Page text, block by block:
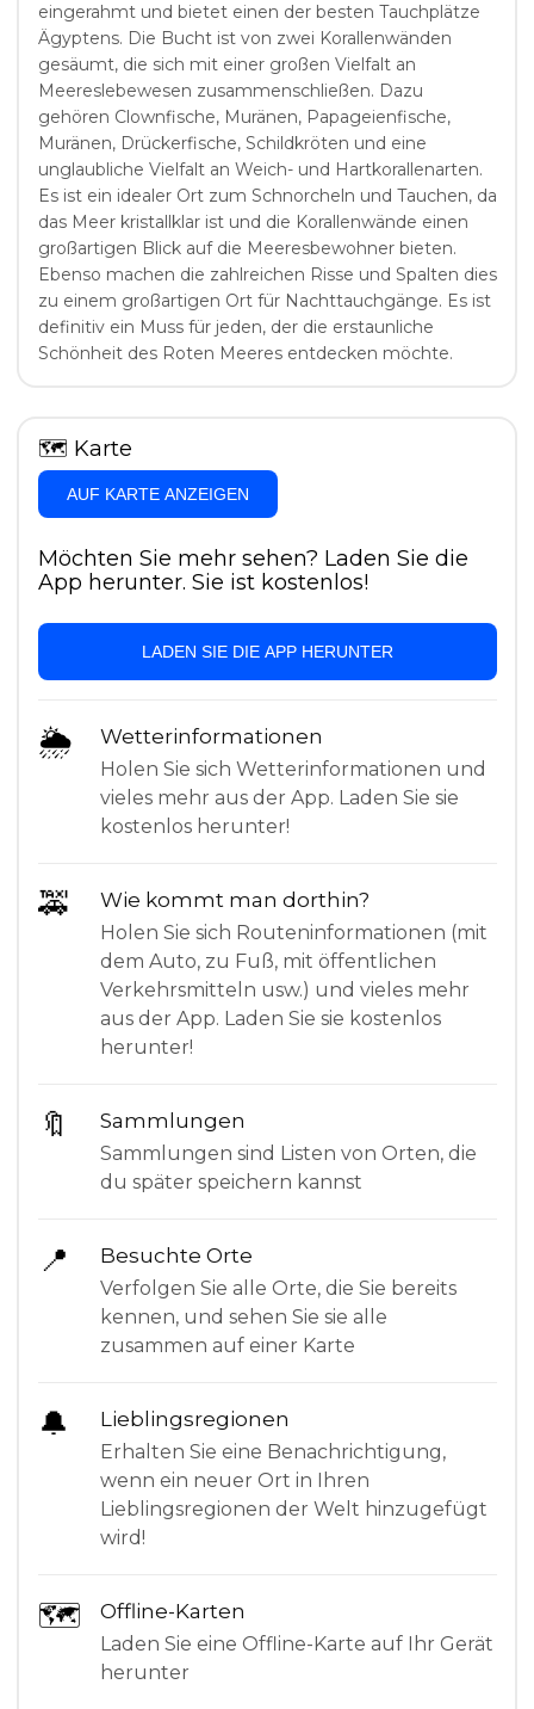
eingerahmt und bietet einen der besten Tauchplätze
Ägyptens. Die Bucht ist von zwei Korallenwänden
gesäumt, die sich mit einer großen Vielfalt an
Meereslebewesen zusammenschließen. Dazu
gehören Clownfische, Muränen, Papageienfische,
Muränen, Drückerfische, Schildkröten und eine
unglaubliche Vielfalt an Weich- und Hartkorallenarten.
Es ist ein idealer Ort zum Schnorcheln und Tauchen, da
das Meer kristallklar ist und die Korallenwände einen
großartigen Blick auf die Meeresbewohner bieten.
Ebenso machen die zahlreichen Risse und Spalten dies
zu einem großartigen Ort für Nachttauchgänge. Es ist
definitiv ein Muss für jeden, der die erstaunliche
Schönheit des Roten Meeres entdecken möchte.
🗺 Karte
AUF KARTE ANZEIGEN
Möchten Sie mehr sehen? Laden Sie die
App herunter. Sie ist kostenlos!
LADEN SIE DIE APP HERUNTER
🌦 Wetterinformationen
Holen Sie sich Wetterinformationen und
vieles mehr aus der App. Laden Sie sie
kostenlos herunter!
🚕 Wie kommt man dorthin?
Holen Sie sich Routeninformationen (mit
dem Auto, zu Fuß, mit öffentlichen
Verkehrsmitteln usw.) und vieles mehr
aus der App. Laden Sie sie kostenlos
herunter!
🔖 Sammlungen
Sammlungen sind Listen von Orten, die
du später speichern kannst
📍 Besuchte Orte
Verfolgen Sie alle Orte, die Sie bereits
kennen, und sehen Sie sie alle
zusammen auf einer Karte
🔔 Lieblingsregionen
Erhalten Sie eine Benachrichtigung,
wenn ein neuer Ort in Ihren
Lieblingsregionen der Welt hinzugefügt
wird!
🗺 Offline-Karten
Laden Sie eine Offline-Karte auf Ihr Gerät
herunter